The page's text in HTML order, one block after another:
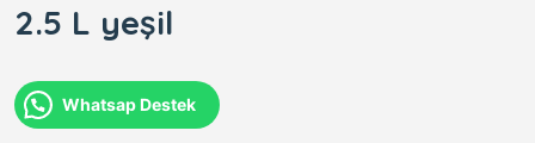
2.5 L yeşil
Whatsap Destek